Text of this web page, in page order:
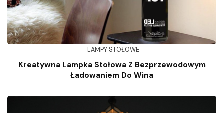
LAMPY STOŁOWE
Kreatywna Lampka Stołowa Z Bezprzewodowym
Ładowaniem Do Wina